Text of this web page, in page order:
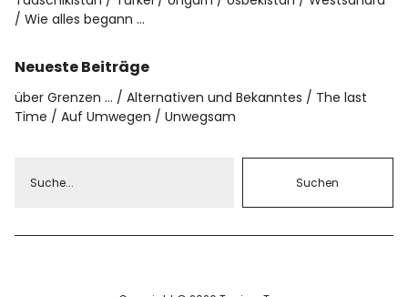
Wie alles begann …
Neueste Beiträge
über Grenzen … Alternativen und Bekanntes
The last
Time
Auf Umwegen Unwegsam